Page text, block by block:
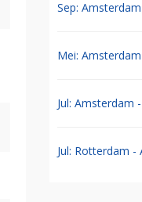
Sep:
Mei:
Jul: Amsterdam
Jul: Rotterdam -